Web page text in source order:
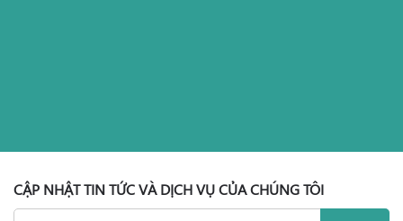
CẬP NHẬT TIN TỨC VÀ DỊCH VỤ CỦA CHÚNG TÔI